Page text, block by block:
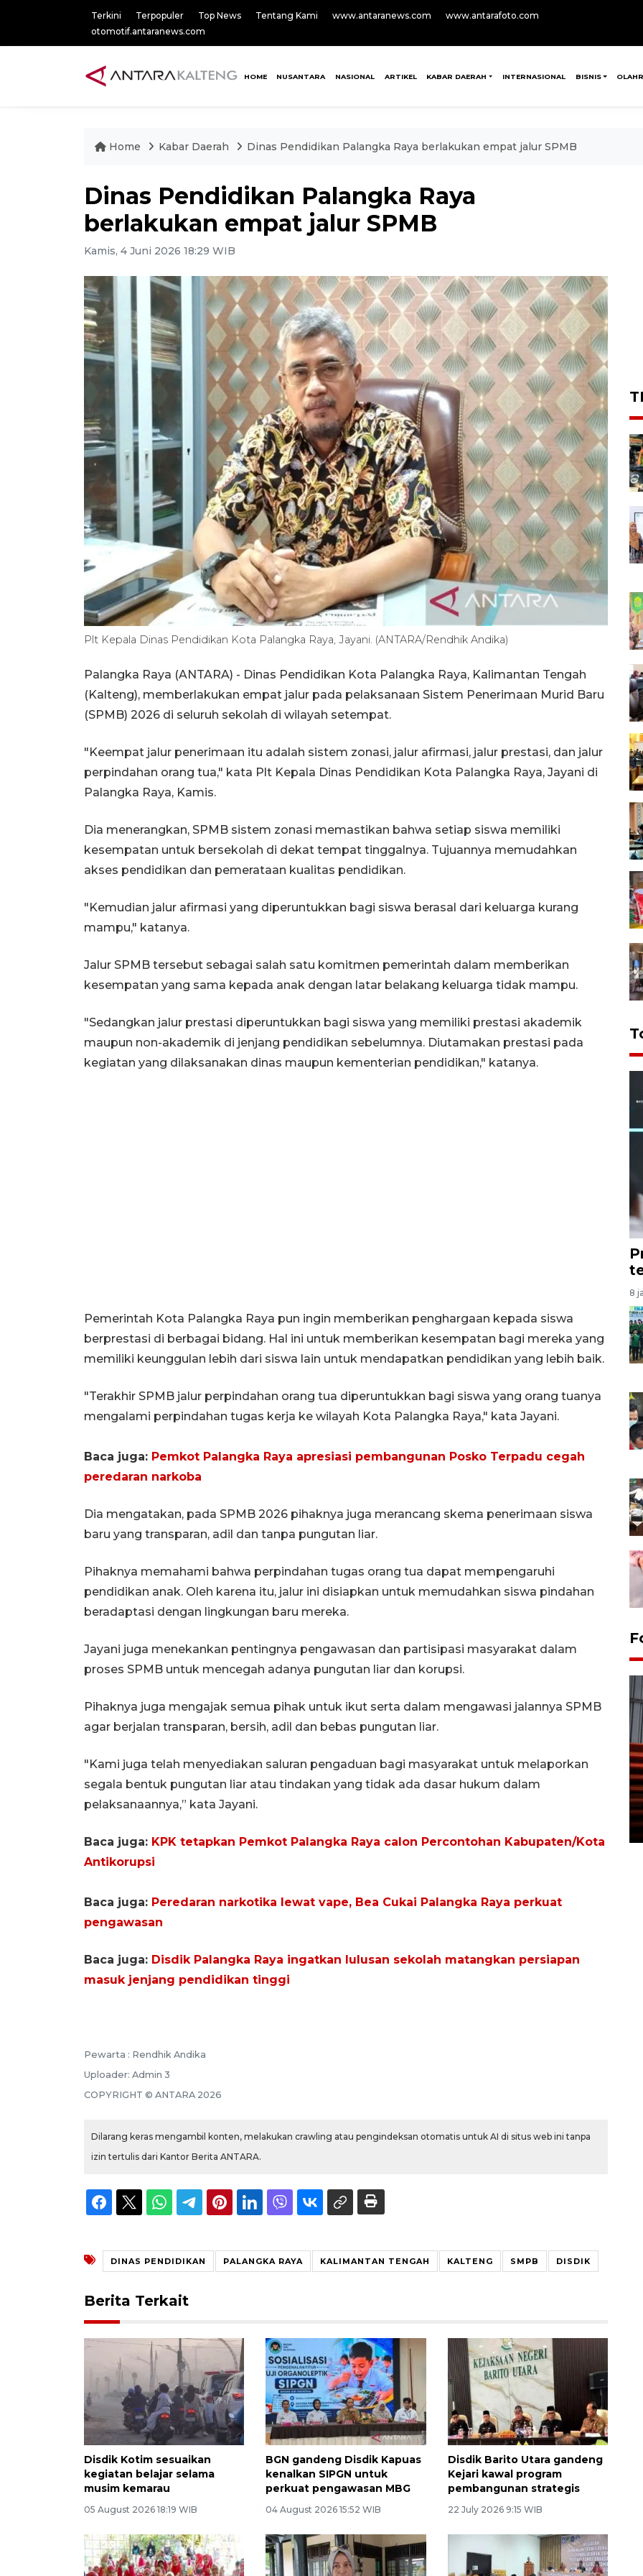
Terkini Terpopuler Top News Tentang Kami www.antaranews.com
www.antarafoto.com
otomotif.antaranews.com
HOME NUSANTARA NASIONAL ARTIKEL KABAR DAERAH INTERNASIONAL BISNIS
Home Kabar Daerah Dinas Pendidikan Palangka Raya berlakukan empat jalur SPMB
Dinas Pendidikan Palangka Raya
berlakukan empat jalur SPMB
Kamis, 4 Juni 2026 18:29 WIB
Plt Kepala Dinas Pendidikan Kota Palangka Raya, Jayani. (ANTARA/Rendhik Andika)
Palangka Raya (ANTARA) - Dinas Pendidikan Kota Palangka Raya, Kalimantan Tengah
(Kalteng), memberlakukan empat jalur pada pelaksanaan Sistem Penerimaan Murid Baru
(SPMB) 2026 di seluruh sekolah di wilayah setempat.
"Keempat jalur penerimaan itu adalah sistem zonasi, jalur afirmasi, jalur prestasi, dan jalur
perpindahan orang tua," kata Plt Kepala Dinas Pendidikan Kota Palangka Raya, Jayani di
Palangka Raya, Kamis.
Dia menerangkan, SPMB sistem zonasi memastikan bahwa setiap siswa memiliki
kesempatan untuk bersekolah di dekat tempat tinggalnya. Tujuannya memudahkan
akses pendidikan dan pemerataan kualitas pendidikan.
"Kemudian jalur afirmasi yang diperuntukkan bagi siswa berasal dari keluarga kurang
mampu," katanya.
Jalur SPMB tersebut sebagai salah satu komitmen pemerintah dalam memberikan
kesempatan yang sama kepada anak dengan latar belakang keluarga tidak mampu.
"Sedangkan jalur prestasi diperuntukkan bagi siswa yang memiliki prestasi akademik
maupun non-akademik di jenjang pendidikan sebelumnya. Diutamakan prestasi pada
kegiatan yang dilaksanakan dinas maupun kementerian pendidikan," katanya.
Pemerintah Kota Palangka Raya pun ingin memberikan penghargaan kepada siswa
berprestasi di berbagai bidang. Hal ini untuk memberikan kesempatan bagi mereka yang
memiliki keunggulan lebih dari siswa lain untuk mendapatkan pendidikan yang lebih baik.
"Terakhir SPMB jalur perpindahan orang tua diperuntukkan bagi siswa yang orang tuanya
mengalami perpindahan tugas kerja ke wilayah Kota Palangka Raya," kata Jayani.
Baca juga: Pemkot Palangka Raya apresiasi pembangunan Posko Terpadu cegah
peredaran narkoba
Dia mengatakan, pada SPMB 2026 pihaknya juga merancang skema penerimaan siswa
baru yang transparan, adil dan tanpa pungutan liar.
Pihaknya memahami bahwa perpindahan tugas orang tua dapat mempengaruhi
pendidikan anak. Oleh karena itu, jalur ini disiapkan untuk memudahkan siswa pindahan
beradaptasi dengan lingkungan baru mereka.
Jayani juga menekankan pentingnya pengawasan dan partisipasi masyarakat dalam
proses SPMB untuk mencegah adanya pungutan liar dan korupsi.
Pihaknya juga mengajak semua pihak untuk ikut serta dalam mengawasi jalannya SPMB
agar berjalan transparan, bersih, adil dan bebas pungutan liar.
"Kami juga telah menyediakan saluran pengaduan bagi masyarakat untuk melaporkan
segala bentuk pungutan liar atau tindakan yang tidak ada dasar hukum dalam
pelaksanaannya,” kata Jayani.
Baca juga: KPK tetapkan Pemkot Palangka Raya calon Percontohan Kabupaten/Kota
Antikorupsi
Baca juga: Peredaran narkotika lewat vape, Bea Cukai Palangka Raya perkuat
pengawasan
Baca juga: Disdik Palangka Raya ingatkan lulusan sekolah matangkan persiapan
masuk jenjang pendidikan tinggi
Pewarta : Rendhik Andika
Uploader: Admin 3
COPYRIGHT © ANTARA 2026
Dilarang keras mengambil konten, melakukan crawling atau pengindeksan otomatis untuk AI di situs web ini tanpa
izin tertulis dari Kantor Berita ANTARA.
DINAS PENDIDIKAN PALANGKA RAYA KALIMANTAN TENGAH KALTENG SMPB DISDIK
Berita Terkait
Disdik Kotim sesuaikan
kegiatan belajar selama
musim kemarau
05 August 2026 18:19 WIB
BGN gandeng Disdik Kapuas
kenalkan SIPGN untuk
perkuat pengawasan MBG
04 August 2026 15:52 WIB
Disdik Barito Utara gandeng
Kejari kawal program
pembangunan strategis
22 July 2026 9:15 WIB
8
Prediksi puncak musim
kemarau di Kalimantan